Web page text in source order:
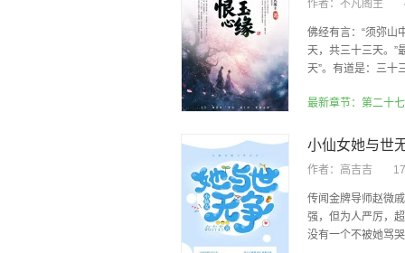
作者： 不凡阁主
佛经有言：“须弥山
天，共三十三天。”
天”。有道是：三十
小仙女她与世
作者： 高吉吉
传闻金牌导师赵微
强，但为人严厉，
没有一个不被她骂